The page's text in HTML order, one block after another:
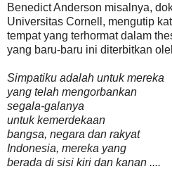
Benedict Anderson misalnya,
Universitas Cornell, mengutip
tempat yang terhormat dalam
yang baru-baru ini diterbitkan
Simpatiku adalah untuk mereka
yang telah mengorbankan
segala-galanya
untuk kemerdekaan
bangsa, negara dan rakyat
Indonesia, mereka yang
berada di sisi kiri dan kanan ....